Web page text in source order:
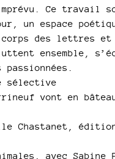
Ce travail
un espace
corps des lettres
ensemble,
sélective
vont en
Chastanet,
avec